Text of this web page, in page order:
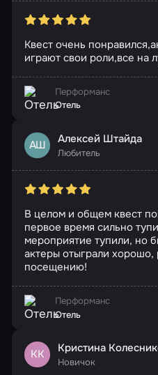
Квест очень
играют свои роли,все на
Перформанс
Отель
АШ Алексей Штайда
Любитель
В целом и общем квест
первое время сильно
мероприятие тупили, но
актеры отыграли
посещению!
Перформанс
Отель
КК Кристина
Новичок